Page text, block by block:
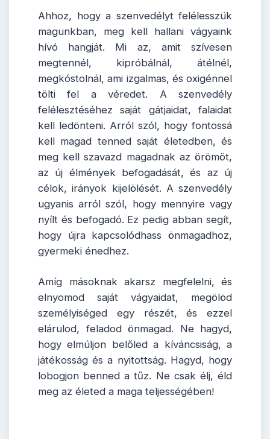
Ahhoz, hogy a szenvedélyt felélesszük
magunkban, meg kell hallani vágyaink
hívó hangját. Mi az, amit szívesen
megtennél, kipróbálnál, átélnél,
megkóstolnál, ami izgalmas, és oxigénnel
tölti fel a véredet. A szenvedély
felélesztéséhez saját gátjaidat, falaidat
kell ledönteni. Arról szól, hogy fontossá
kell magad tenned saját életedben, és
meg kell szavazd magadnak az örömöt,
az új élmények befogadását, és az új
célok, irányok kijelölését. A szenvedély
ugyanis arról szól, hogy mennyire vagy
nyílt és befogadó. Ez pedig abban segít,
hogy újra kapcsolódhass önmagadhoz,
gyermeki énedhez.
Amíg másoknak akarsz megfelelni, és
elnyomod saját vágyaidat, megölöd
személyiséged egy részét, és ezzel
elárulod, feladod önmagad. Ne hagyd,
hogy elmúljon belőled a kíváncsiság, a
játékosság és a nyitottság. Hagyd, hogy
lobogjon benned a tűz. Ne csak élj, éld
meg az életed a maga teljességében!